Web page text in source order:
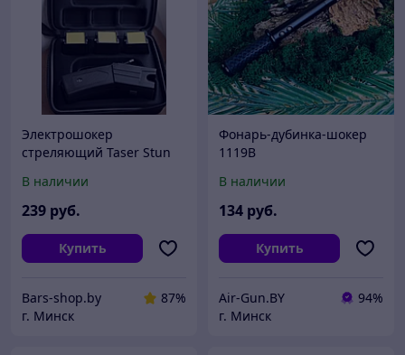
Электрошокер
стреляющий Taser Stun
В наличии
239 руб.
Купить
Bars-shop.by
87%
г. Минск
Фонарь-дубинка-шокер
1119B
В наличии
134 руб.
Купить
Air-Gun.BY
94%
г. Минск